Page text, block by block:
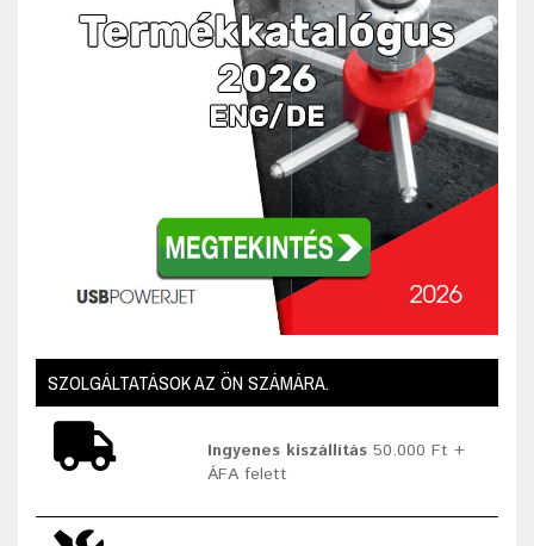
SZOLGÁLTATÁSOK AZ ÖN SZÁMÁRA.
Ingyenes kiszállítás 50.000 Ft +
ÁFA felett